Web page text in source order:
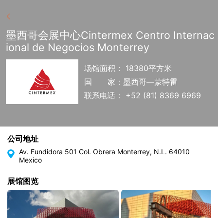
墨西哥会展中心Cintermex Centro Internac
ional de Negocios Monterrey
场馆面积： 18380平方米
国
家：墨西哥—蒙特雷
联系电话： +52 (81) 8369 6969
公司地址
Av. Fundidora 501 Col. Obrera Monterrey, N.L. 64010
Mexico
展馆图览